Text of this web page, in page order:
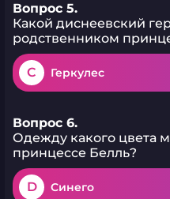
Вопрос 5.
Какой диснеевский
родственником
C Геркулес
Вопрос 6.
Одежду какого цвета
принцессе Белль?
D Синего